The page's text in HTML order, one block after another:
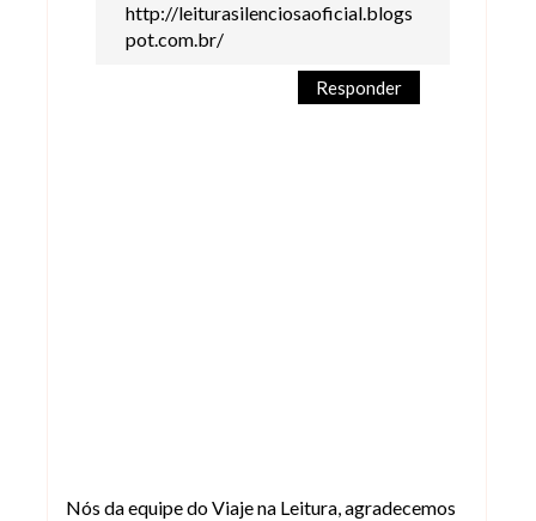
http://leiturasilenciosaoficial.blogs
pot.com.br/
Responder
Nós da equipe do Viaje na Leitura, agradecemos